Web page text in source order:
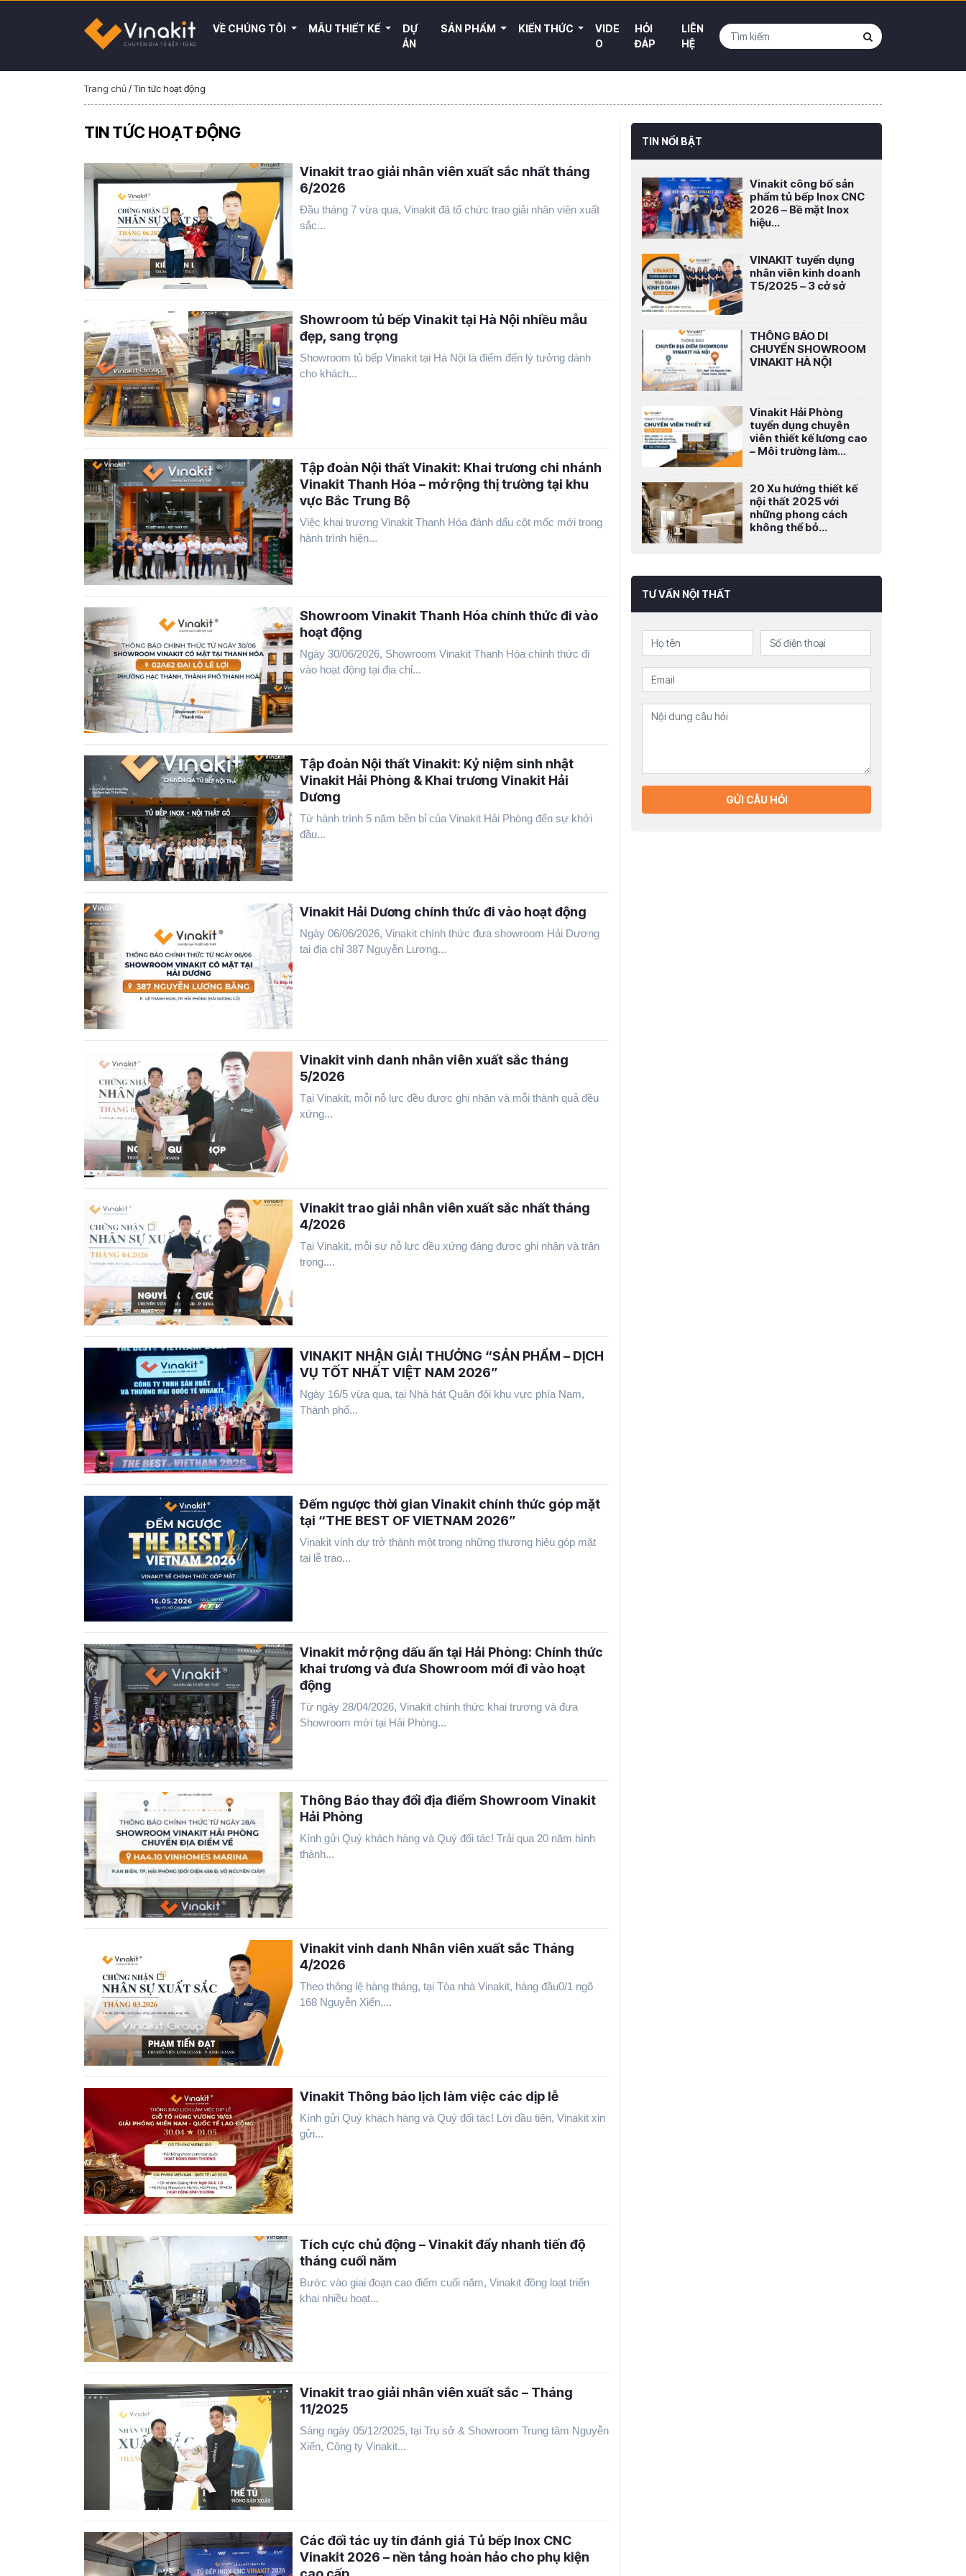
VỀ CHÚNG TÔI MẪU THIẾT KẾ
DỰ
ÁN
SẢN PHẨM KIẾN THỨC
VIDE
O
HỎI
ĐÁP
LIÊN
HỆ
Trang chủ/Tin tức hoạt động
TIN TỨC HOẠT ĐỘNG
Vinakit trao giải nhân viên xuất sắc nhất tháng
6/2026
Đầu tháng 7 vừa qua, Vinakit đã tổ chức trao giải nhân viên xuất
sắc...
Showroom tủ bếp Vinakit tại Hà Nội nhiều mẫu
đẹp, sang trọng
Showroom tủ bếp Vinakit tại Hà Nội là điểm đến lý tưởng dành
cho khách...
Tập đoàn Nội thất Vinakit: Khai trương chi nhánh
Vinakit Thanh Hóa – mở rộng thị trường tại khu
vực Bắc Trung Bộ
Việc khai trương Vinakit Thanh Hóa đánh dấu cột mốc mới trong
hành trình hiện...
Showroom Vinakit Thanh Hóa chính thức đi vào
hoạt động
Ngày 30/06/2026, Showroom Vinakit Thanh Hóa chính thức đi
vào hoạt động tại địa chỉ...
Tập đoàn Nội thất Vinakit: Kỷ niệm sinh nhật
Vinakit Hải Phòng & Khai trương Vinakit Hải
Dương
Từ hành trình 5 năm bền bỉ của Vinakit Hải Phòng đến sự khởi
đầu...
Vinakit Hải Dương chính thức đi vào hoạt động
Ngày 06/06/2026, Vinakit chính thức đưa showroom Hải Dương
tại địa chỉ 387 Nguyễn Lương...
Vinakit vinh danh nhân viên xuất sắc tháng
5/2026
Tại Vinakit, mỗi nỗ lực đều được ghi nhận và mỗi thành quả đều
xứng...
Vinakit trao giải nhân viên xuất sắc nhất tháng
4/2026
Tại Vinakit, mỗi sự nỗ lực đều xứng đáng được ghi nhận và trân
trọng....
VINAKIT NHẬN GIẢI THƯỞNG “SẢN PHẨM – DỊCH
VỤ TỐT NHẤT VIỆT NAM 2026”
Ngày 16/5 vừa qua, tại Nhà hát Quân đội khu vực phía Nam,
Thành phố...
Đếm ngược thời gian Vinakit chính thức góp mặt
tại “THE BEST OF VIETNAM 2026”
Vinakit vinh dự trở thành một trong những thương hiệu góp mặt
tại lễ trao...
Vinakit mở rộng dấu ấn tại Hải Phòng: Chính thức
khai trương và đưa Showroom mới đi vào hoạt
động
Từ ngày 28/04/2026, Vinakit chính thức khai trương và đưa
Showroom mới tại Hải Phòng...
Thông Báo thay đổi địa điểm Showroom Vinakit
Hải Phòng
Kính gửi Quý khách hàng và Quý đối tác! Trải qua 20 năm hình
thành...
Vinakit vinh danh Nhân viên xuất sắc Tháng
4/2026
Theo thông lệ hàng tháng, tại Tòa nhà Vinakit, hàng đầu0/1 ngõ
168 Nguyễn Xiển,...
Vinakit Thông báo lịch làm việc các dịp lễ
Kính gửi Quý khách hàng và Quý đối tác! Lời đầu tiên, Vinakit xin
gửi...
Tích cực chủ động – Vinakit đẩy nhanh tiến độ
tháng cuối năm
Bước vào giai đoạn cao điểm cuối năm, Vinakit đồng loạt triển
khai nhiều hoạt...
Vinakit trao giải nhân viên xuất sắc – Tháng
11/2025
Sáng ngày 05/12/2025, tại Trụ sở & Showroom Trung tâm Nguyễn
Xiển, Công ty Vinakit...
Các đối tác uy tín đánh giá Tủ bếp Inox CNC
Vinakit 2026 – nền tảng hoàn hảo cho phụ kiện
TIN NỔI BẬT
Vinakit công bố sản
phẩm tủ bếp Inox CNC
2026 – Bề mặt Inox
hiệu...
VINAKIT tuyển dụng
nhân viên kinh doanh
T5/2025 – 3 cở sở
THÔNG BÁO DI
CHUYỂN SHOWROOM
VINAKIT HÀ NỘI
Vinakit Hải Phòng
tuyển dụng chuyên
viên thiết kế lương cao
– Môi trường làm...
20 Xu hướng thiết kế
nội thất 2025 với
những phong cách
không thể bỏ...
TƯ VẤN NỘI THẤT
GỬI CÂU HỎI